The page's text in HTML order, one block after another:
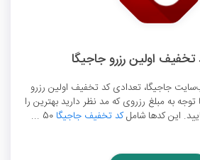
جاجیگا، تعدادی کد تخفیف اولین رزرو
به مبلغ رزروی که مد نظر دارید بهترین را
این کدها شاملکد تخفیف جاجیگا